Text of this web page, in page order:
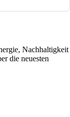
Nachhaltigkeit
die neuesten